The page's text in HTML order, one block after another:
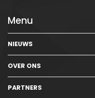
Menu
NIEUWS
OVER ONS
PARTNERS